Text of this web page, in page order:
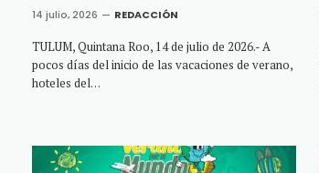
14 julio, 2026 REDACCIÓN
TULUM, Quintana Roo, 14 de julio de 2026.- A
pocos días del inicio de las vacaciones de verano,
hoteles del…